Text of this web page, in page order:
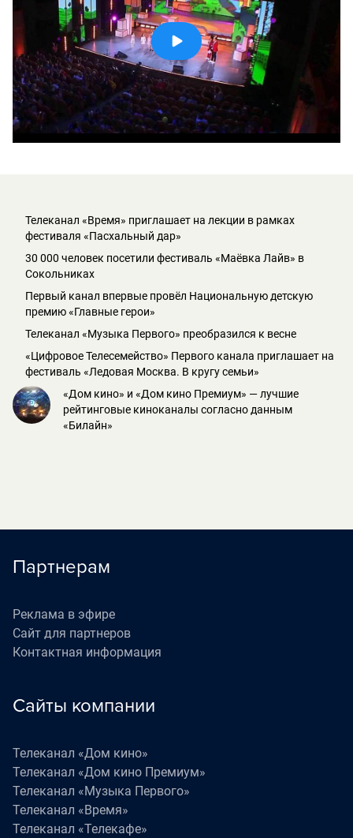
Телеканал «Время» приглашает на лекции в рамках
фестиваля «Пасхальный дар»
30 000 человек посетили фестиваль «Маёвка Лайв» в
Сокольниках
Первый канал впервые провёл Национальную детскую
премию «Главные герои»
Телеканал «Музыка Первого» преобразился к весне
«Цифровое Телесемейство» Первого канала приглашает на
фестиваль «Ледовая Москва. В кругу семьи»
«Дом кино» и «Дом кино Премиум» — лучшие
рейтинговые киноканалы согласно данным
«Билайн»
Партнерам
Реклама в эфире
Сайт для партнеров
Контактная информация
Сайты компании
Телеканал «Дом кино»
Телеканал «Дом кино Премиум»
Телеканал «Музыка Первого»
Телеканал «Время»
Телеканал «Телекафе»